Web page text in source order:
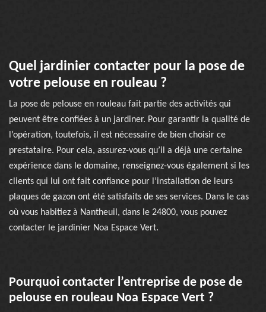
Quel jardinier contacter pour la pose de
votre pelouse en rouleau ?
La pose de pelouse en rouleau fait partie des activités qui
peuvent être confiées à un jardiner. Pour garantir la qualité de
l’opération, toutefois, il est nécessaire de bien choisir ce
prestataire. Pour cela, assurez-vous qu’il a déjà une certaine
expérience dans le domaine, renseignez-vous également si les
clients qui lui ont fait confiance pour l’installation de leurs
plaques de gazon ont été satisfaits de ses services. Dans le cas
où vous habitiez à Nantheuil, dans le 24800, vous pouvez
contacter le jardinier Noa Espace Vert.
Pourquoi contacter l’entreprise de pose de
pelouse en rouleau Noa Espace Vert ?